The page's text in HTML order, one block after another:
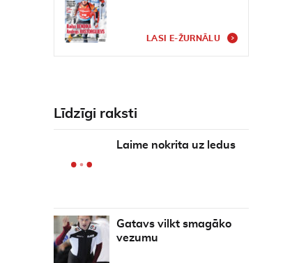
LASI E-ŽURNĀLU
Līdzīgi raksti
Laime nokrita uz ledus
Gatavs vilkt smagāko
vezumu